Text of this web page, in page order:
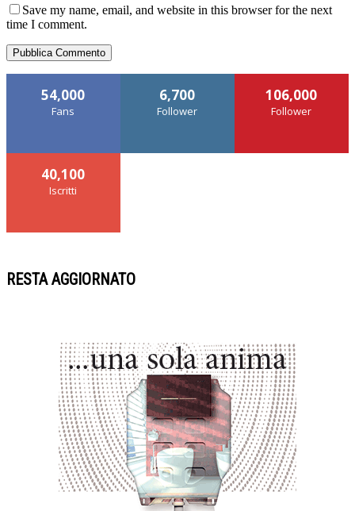
Save my name, email, and website in this browser for the next
time I comment.
54,000
Fans
6,700
Follower
106,000
Follower
40,100
Iscritti
RESTA AGGIORNATO